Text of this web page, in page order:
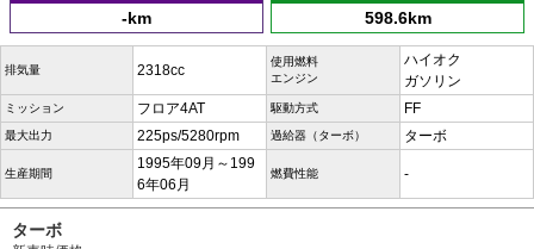
-km 598.6km
排気量 2318cc
使用燃料
エンジン
ハイオク
ガソリン
ミッション フロア4AT 駆動方式 FF
最大出力 225ps/5280rpm 過給器（ターボ） ターボ
生産期間
1995年09月～199
6年06月
燃費性能 -
ターボ